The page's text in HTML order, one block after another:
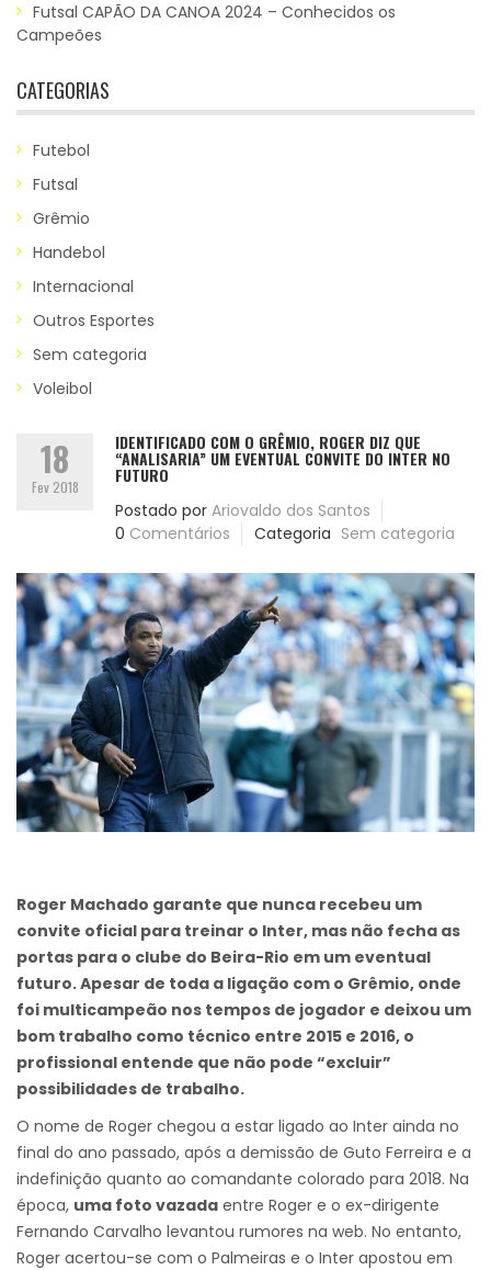
Futsal CAPÃO DA CANOA 2024 – Conhecidos os
Campeões
CATEGORIAS
Futebol
Futsal
Grêmio
Handebol
Internacional
Outros Esportes
Sem categoria
Voleibol
18
Fev 2018
IDENTIFICADO COM O GRÊMIO, ROGER DIZ QUE
“ANALISARIA” UM EVENTUAL CONVITE DO INTER NO
FUTURO
Postado por Ariovaldo dos Santos
0 Comentários Categoria Sem categoria
Roger Machado garante que nunca recebeu um
convite oficial para treinar o Inter, mas não fecha as
portas para o clube do Beira-Rio em um eventual
futuro. Apesar de toda a ligação com o Grêmio, onde
foi multicampeão nos tempos de jogador e deixou um
bom trabalho como técnico entre 2015 e 2016, o
profissional entende que não pode “excluir”
possibilidades de trabalho.
O nome de Roger chegou a estar ligado ao Inter ainda no
final do ano passado, após a demissão de Guto Ferreira e a
indefinição quanto ao comandante colorado para 2018. Na
época, uma foto vazada entre Roger e o ex-dirigente
Fernando Carvalho levantou rumores na web. No entanto,
Roger acertou-se com o Palmeiras e o Inter apostou em